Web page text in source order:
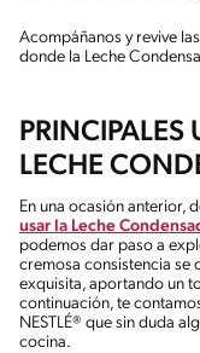
Acompáñanos y revive
donde la Leche
PRINCIPALES
LECHE
En una ocasión anterior,
usar la Leche
podemos dar paso a
cremosa consistencia se
exquisita, aportando un
continuación, te
NESTLÉ® que sin duda
cocina.